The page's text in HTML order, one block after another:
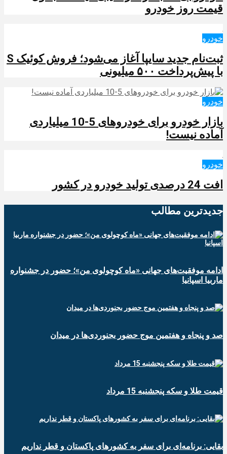
قیمت روز خودرو
خودرو
ثبت‌نام جدید سایپا آغاز می‌شود؛ فروش کوئیک S
با پیش‌پرداخت ۵۰۰ میلیونی
خودرو
بازار خودرو برای خودروهای 5-10 میلیاردی
آماده نیست!
خودرو
افت 24 درصدی تولید خودرو در کشور
جدیدترین‌ مطالب
ادامه موفقیت‌های جهانی «ماه کوچولوی من»؛ حضور در جشنواره
ماربیا اسپانیا
صد و پنجاه و هفتمین موج حضور بجنوردی‌ها در میدان
قیمت طلا و سکه پنجشنبه 15 مرداد
بقایی: برنامه‌ای برای سفر به کشورهای پاکستان و قطر نداریم